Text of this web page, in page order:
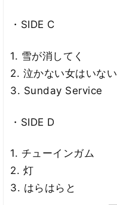
・SIDE C
1. 雪が消してく
2. 泣かない女はいない
3. Sunday Service
・SIDE D
1. チューインガム
2. 灯
3. はらはらと